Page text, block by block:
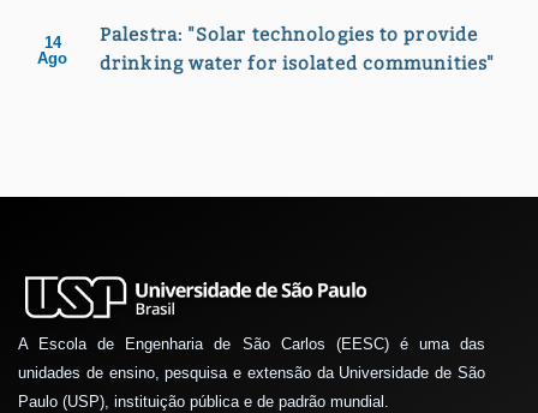
14
Ago
Palestra: "Solar technologies to provide
drinking water for isolated communities"
A Escola de Engenharia de São Carlos (EESC) é uma das
unidades de ensino, pesquisa e extensão da Universidade de São
Paulo (USP), instituição pública e de padrão mundial.